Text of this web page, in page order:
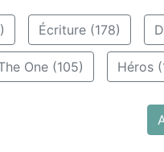
Écriture (178)
One (105) Héros